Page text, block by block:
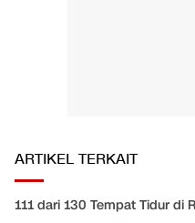
ARTIKEL TERKAIT
111 dari 130 Tempat Tidur di